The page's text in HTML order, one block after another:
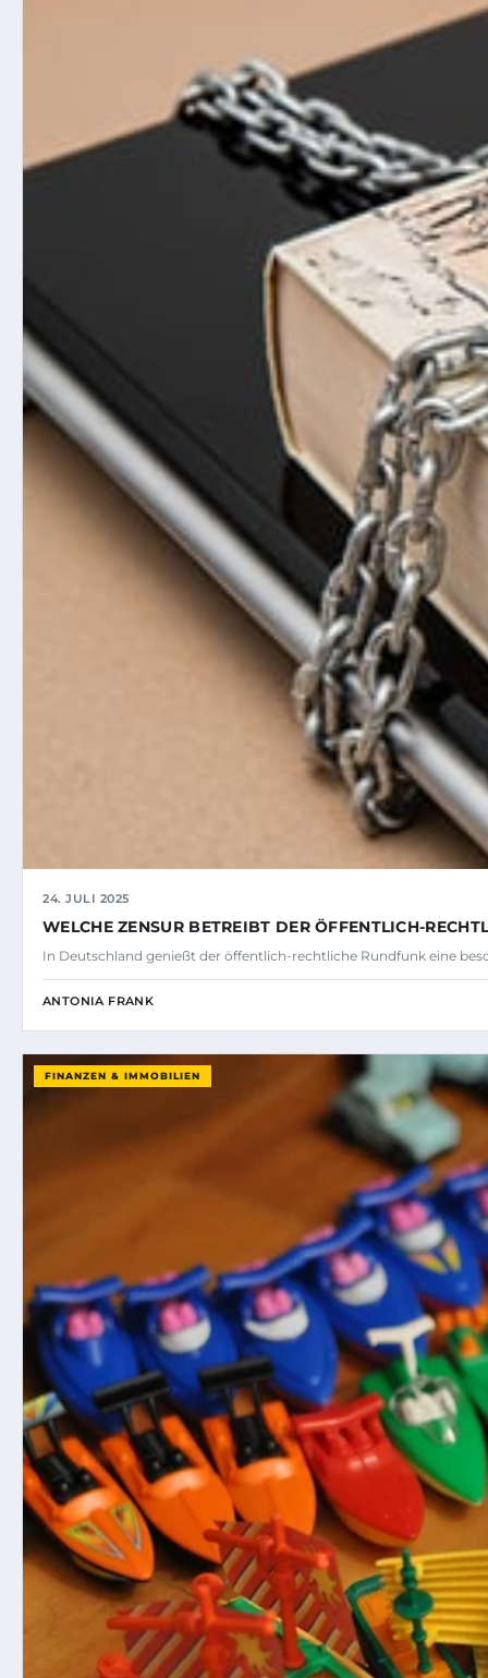
24. JULI 2025
WELCHE ZENSUR BETREIBT DER ÖFFENTLICH-
In Deutschland genießt der öffentlich-rechtliche Rundfunk eine
ANTONIA FRANK
FINANZEN & IMMOBILIEN